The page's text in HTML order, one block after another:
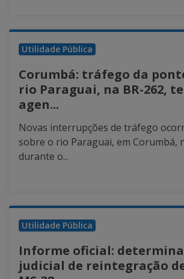
Utilidade Pública
Corumbá: tráfego da
rio Paraguai, na BR-262,
agen...
Novas interrupções de tráfego
sobre o rio Paraguai, em Corumbá,
durante o...
Utilidade Pública
Informe oficial:
judicial de reintegração